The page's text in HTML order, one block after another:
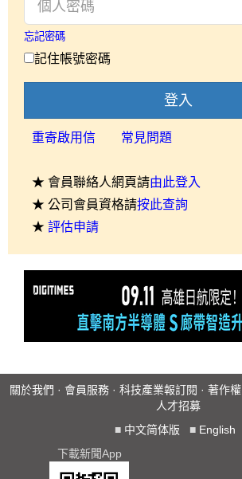
忘記密碼
記住帳號密碼
登入
重寄啟用信 常見問題
★ 會員聯絡人網頁請由此登入
★ 公司會員資格請按此查詢
★ 評估申請
關於我們 · 會員服務 · 科技產業報訂閱 · 著作權
人才招募
■ 中文简体版 ■ English
下載新聞App